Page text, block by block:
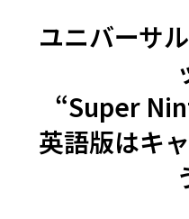
ユニバーサ
“Super
英語版はキ